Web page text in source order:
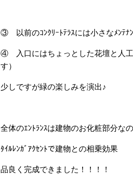
③ 以前のｺﾝｸﾘｰﾄﾃﾗｽには小さなﾒﾝﾃﾅ
④ 入口にはちょっとした花壇と人
す）
少しですが緑の楽しみを演出♪
全体のｴﾝﾄﾗﾝｽは建物のお化粧部分な
ﾀｲﾙﾚﾝｶﾞｱｸｾﾝﾄで建物との相乗効果
品良く完成できました！！！！